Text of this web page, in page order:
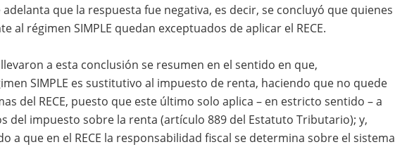
adelanta que la respuesta fue negativa, es decir, se concluyó que quienes
al régimen SIMPLE quedan exceptuados de aplicar el RECE.
a esta conclusión se resumen en el sentido en que,
SIMPLE es sustitutivo al impuesto de renta, haciendo que no quede
del RECE, puesto que este último solo aplica – en estricto sentido – a
del impuesto sobre la renta (artículo 889 del Estatuto Tributario); y,
a que en el RECE la responsabilidad fiscal se determina sobre el sistema